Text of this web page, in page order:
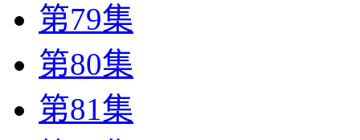
第79集
第80集
第81集